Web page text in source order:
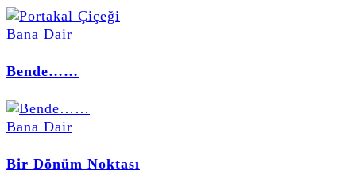
Bana Dair
Bende……
Bana Dair
Bir Dönüm Noktası